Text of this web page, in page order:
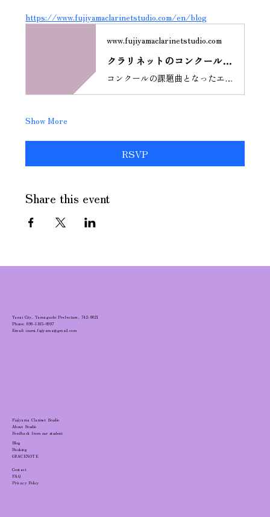
https://www.fujiyamaclarinetstudio.com/en/blog
www.fujiyamaclarinetstudio.com
クラリネットのコンクール課題曲で学ぶ｜ランスロ《21のエチュード》オンラインワークショップ
コンクールの課題曲となったエチュードに挑戦！クラリネットを学んでいると、エチュードは避けて通れない大切な教材です。でも、「指の練習ばかりで退屈」「どう音楽的に吹けばよいかわからない」と感じる方も多いのではないでしょうか。今回のオンラインワークショップでは、ジャック・ランスロ《21のエチュード》のNo.7 と No.9 を取り上げます。この2曲は、日本クラリネット協会第15回ヤング・クラリネッティストコンクールJr.A部門（13歳以下）の課題曲にもなっていましたが、このワークショップは動画審査対策だけを目的とするものではありません。エチュードに親しみ、日々の練習やレッスンに役立てることを目的としています。ランスロ《21の練習曲》のレベルとおすすめの方ランスロ《21の練習曲》は、初級後半〜中級向けのエチュードです。完全な初心者向けというより、クラリネットの基本的な運指、音出し、簡単な曲の演奏に慣れてきた方が、次の段階へ進むために取り組む教材として最適です。目安としては、基本的な音階や簡単な曲が吹ける、楽譜をある程度自分で読める、スラーやタンギング、簡単な強弱が理解できる、低音域〜クラリオン
Show More
RSVP
Share this event
Yanai City, Yamaguchi Prefecture, 742-0021
Phone: 090-1185-0997
Email: izumi.fujiyama@gmail.com
Fujiyama Clarinet Studio
About Studio
Feedback from our student
Blog
Booking
GRACENOTE
Contact
FAQ
Privacy Policy